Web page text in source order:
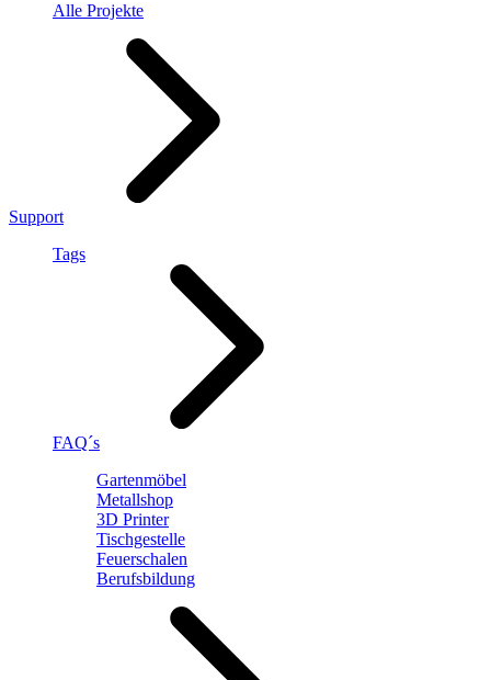
Alle Projekte
Support
Tags
FAQ´s
Gartenmöbel
Metallshop
3D Printer
Tischgestelle
Feuerschalen
Berufsbildung